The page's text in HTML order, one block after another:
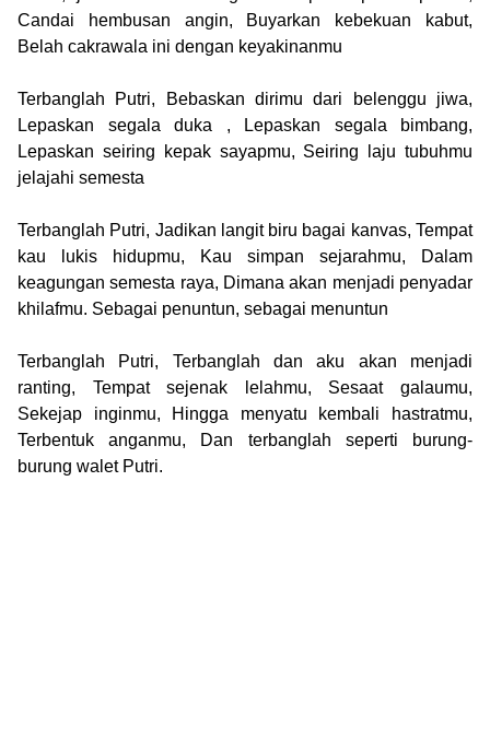
Candai hembusan angin, Buyarkan kebekuan kabut,
Belah cakrawala ini dengan keyakinanmu
Terbanglah Putri, Bebaskan dirimu dari belenggu jiwa,
Lepaskan segala duka ,
Lepaskan segala bimbang,
Lepaskan seiring kepak sayapmu, Seiring laju tubuhmu
jelajahi semesta
Terbanglah Putri, Jadikan langit biru bagai kanvas, Tempat
kau lukis hidupmu,
Kau simpan sejarahmu, Dalam
keagungan semesta raya, Dimana akan menjadi penyadar
khilafmu. Sebagai penuntun, sebagai menuntun
Terbanglah Putri, Terbanglah dan aku akan menjadi
ranting, Tempat sejenak lelahmu, Sesaat galaumu,
Sekejap inginmu, Hingga menyatu kembali hastratmu,
Terbentuk anganmu, Dan terbanglah seperti burung-
burung walet Putri.